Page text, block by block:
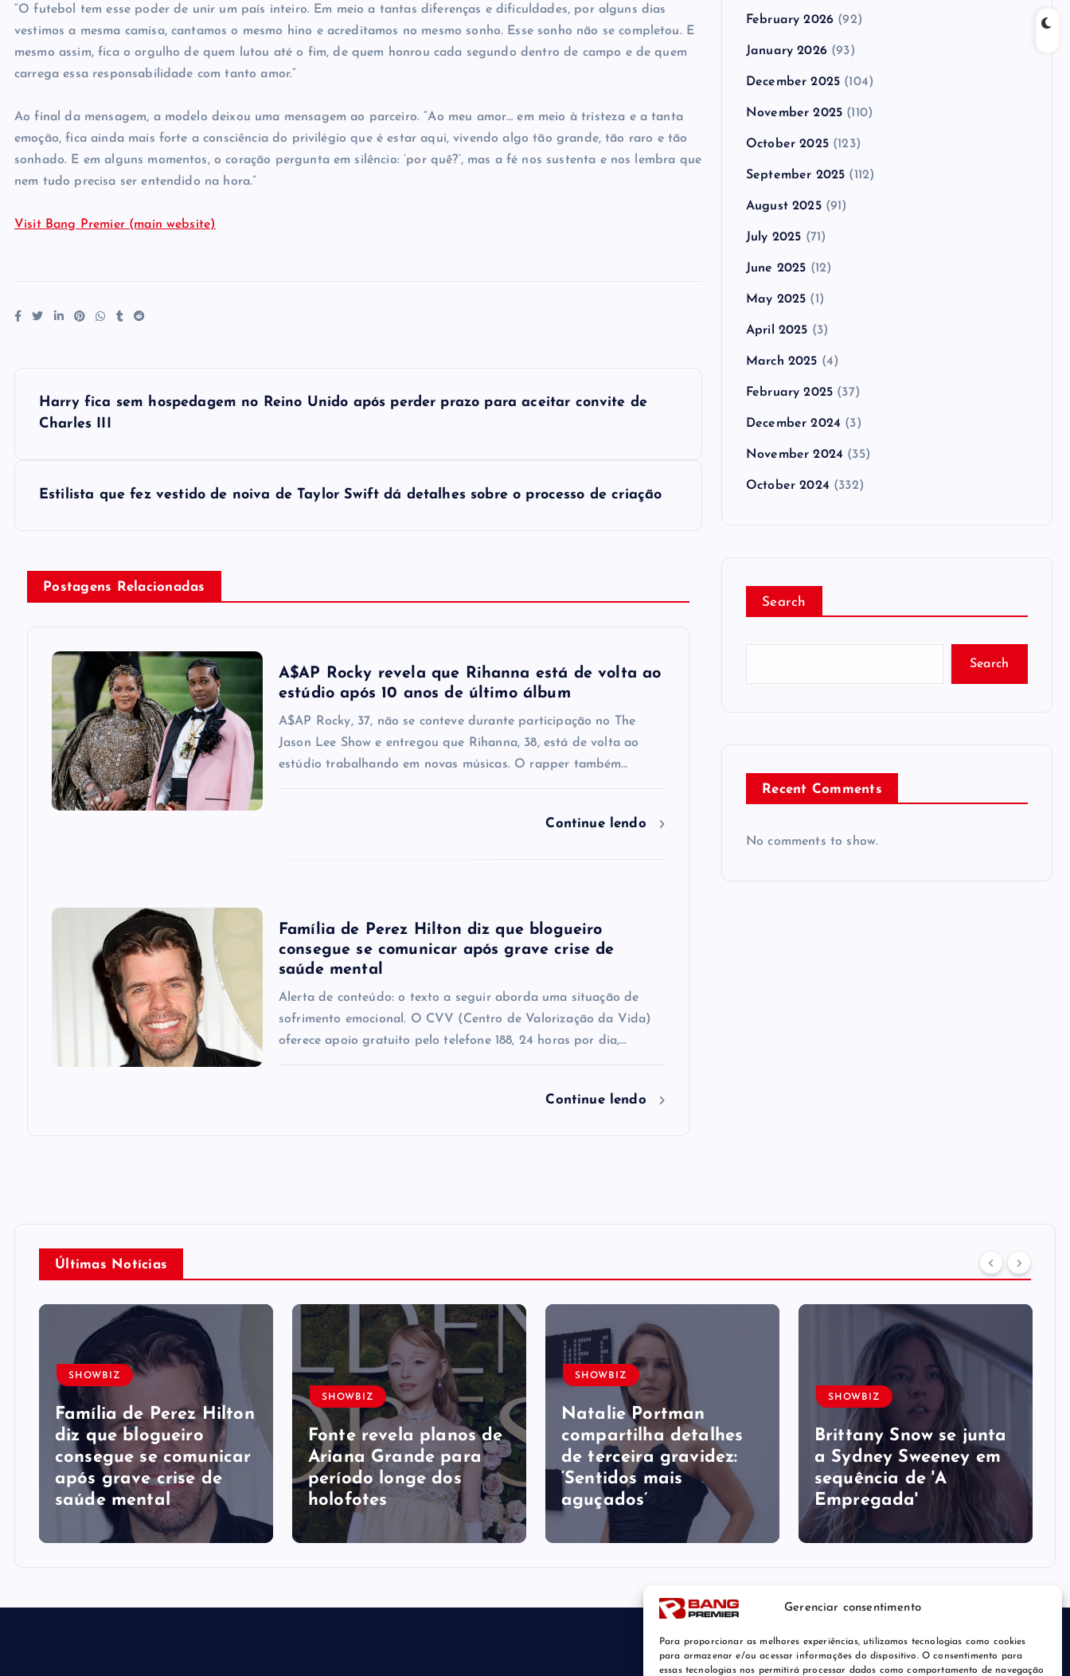
Gerenciar consentimento
Para proporcionar as melhores experiências, utilizamos tecnologias como cookies
para armazenar e/ou acessar informações do dispositivo. O consentimento para
essas tecnologias nos permitirá processar dados como comportamento de navegação
“O futebol tem esse poder de unir um país inteiro. Em meio a tantas diferenças e dificuldades, por alguns dias
vestimos a mesma camisa, cantamos o mesmo hino e acreditamos no mesmo sonho. Esse sonho não se completou. E
mesmo assim, fica o orgulho de quem lutou até o fim, de quem honrou cada segundo dentro de campo e de quem
carrega essa responsabilidade com tanto amor.”
Ao final da mensagem, a modelo deixou uma mensagem ao parceiro. “Ao meu amor… em meio à tristeza e a tanta
emoção, fica ainda mais forte a consciência do privilégio que é estar aqui, vivendo algo tão grande, tão raro e tão
sonhado. E em alguns momentos, o coração pergunta em silêncio: ‘por quê?’, mas a fé nos sustenta e nos lembra que
nem tudo precisa ser entendido na hora.”
Visit Bang Premier (main website)
n
a
Harry fica sem hospedagem no Reino Unido após perder prazo para aceitar convite de
Charles III
Estilista que fez vestido de noiva de Taylor Swift dá detalhes sobre o processo de criação
Postagens Relacionadas
A$AP Rocky revela que Rihanna está de volta ao
estúdio após 10 anos de último álbum
A$AP Rocky, 37, não se conteve durante participação no The
Jason Lee Show e entregou que Rihanna, 38, está de volta ao
estúdio trabalhando em novas músicas. O rapper também…
Continue lendo
Família de Perez Hilton diz que blogueiro
consegue se comunicar após grave crise de
saúde mental
Alerta de conteúdo: o texto a seguir aborda uma situação de
sofrimento emocional. O CVV (Centro de Valorização da Vida)
oferece apoio gratuito pelo telefone 188, 24 horas por dia,…
Continue lendo
February 2026 (92)
January 2026(93)
December 2025 (104)
November 2025 (110)
October 2025(123)
September 2025 (112)
August 2025(91)
July 2025 (71)
June 2025 (12)
May 2025 (1)
April 2025 (3)
March 2025 (4)
February 2025 (37)
December 2024 (3)
November 2024 (35)
October 2024 (332)
Search
Search
Recent Comments
No comments to show.
Últimas Notícias
SHOWBIZ
Família de Perez Hilton
diz que blogueiro
consegue se comunicar
após grave crise de
saúde mental
SHOWBIZ
Fonte revela planos de
Ariana Grande para
período longe dos
holofotes
SHOWBIZ
Natalie Portman
compartilha detalhes
de terceira gravidez:
‘Sentidos mais
aguçados’
SHOWBIZ
Brittany Snow se junta
a Sydney Sweeney em
sequência de ​'A
Empregada​'